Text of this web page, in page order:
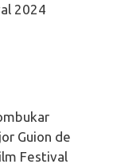
2024
Guion de
Festival